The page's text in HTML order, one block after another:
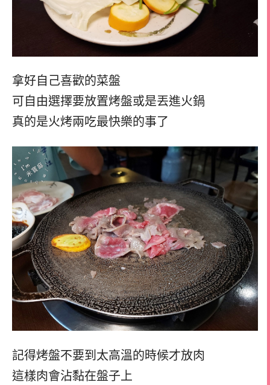
拿好自己喜歡的菜盤
可自由選擇要放置烤盤或是丟進火鍋
真的是火烤兩吃最快樂的事了
記得烤盤不要到太高溫的時候才放肉
這樣肉會沾黏在盤子上